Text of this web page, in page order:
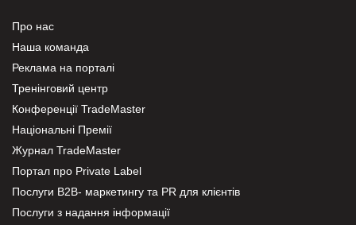
Про нас
Наша команда
Реклама на порталі
Тренінговий центр
Конференції TradeMaster
Національні Премії
Журнал TradeMaster
Портал про Private Label
Послуги В2В- маркетингу та PR для клієнтів
Послуги з надання інформації